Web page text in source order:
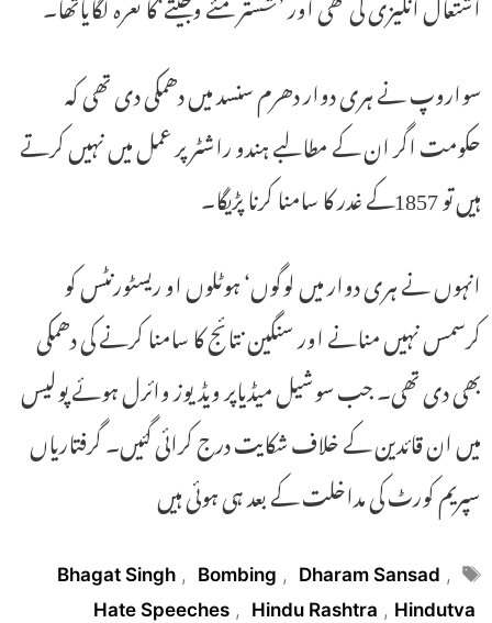
سواروپ نے ہری دوار دھرم سنسد میں دھمکی دی تھی کہ
حکومت اگر ان کے مطالبے ہندو راشٹر پر عمل میں نہیں کرتے
ہیں تو 1857کے غدر کا سامنا کرنا پڑیگا۔
انہوں نے ہری دوار میں لوگوں‘ ہوٹلوں او ریسٹورنٹس کو
کرسمس نہیں منانے اور سنگین نتائج کا سامنا کرنے کی دھمکی
بھی دی تھی۔ جب سوشیل میڈیاپر ویڈیوز وائرل ہوئے پولیس
میں ان قائدین کے خلاف شکایت درج کرائی گئیں۔ گرفتاریاں
سپریم کورٹ کی مداخلت کے بعد ہی ہوئی ہیں
Tags
Bhagat Singh , Bombing , Dharam Sansad ,
Hate Speeches , Hindu Rashtra , Hindutva